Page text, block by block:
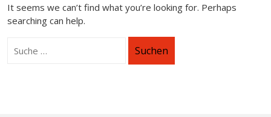
It seems we can’t find what you’re looking for. Perhaps
searching can help.
Suchen